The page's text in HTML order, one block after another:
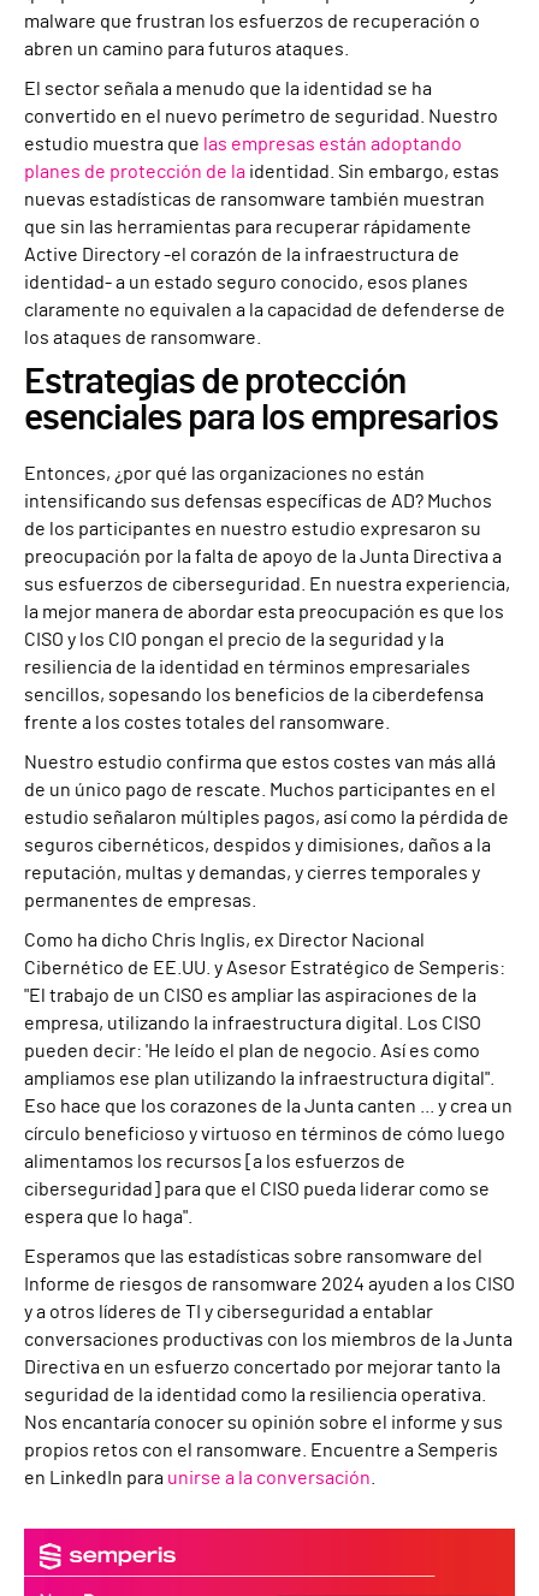
malware que frustran los esfuerzos de recuperación o
abren un camino para futuros ataques.
El sector señala a menudo que la identidad se ha
convertido en el nuevo perímetro de seguridad. Nuestro
estudio muestra que las empresas están adoptando
planes de protección de la identidad. Sin embargo, estas
nuevas estadísticas de ransomware también muestran
que sin las herramientas para recuperar rápidamente
Active Directory -el corazón de la infraestructura de
identidad- a un estado seguro conocido, esos planes
claramente no equivalen a la capacidad de defenderse de
los ataques de ransomware.
Estrategias de protección
esenciales para los empresarios
Entonces, ¿por qué las organizaciones no están
intensificando sus defensas específicas de AD? Muchos
de los participantes en nuestro estudio expresaron su
preocupación por la falta de apoyo de la Junta Directiva a
sus esfuerzos de ciberseguridad. En nuestra experiencia,
la mejor manera de abordar esta preocupación es que los
CISO y los CIO pongan el precio de la seguridad y la
resiliencia de la identidad en términos empresariales
sencillos, sopesando los beneficios de la ciberdefensa
frente a los costes totales del ransomware.
Nuestro estudio confirma que estos costes van más allá
de un único pago de rescate. Muchos participantes en el
estudio señalaron múltiples pagos, así como la pérdida de
seguros cibernéticos, despidos y dimisiones, daños a la
reputación, multas y demandas, y cierres temporales y
permanentes de empresas.
Como ha dicho Chris Inglis, ex Director Nacional
Cibernético de EE.UU. y Asesor Estratégico de Semperis:
"El trabajo de un CISO es ampliar las aspiraciones de la
empresa, utilizando la infraestructura digital. Los CISO
pueden decir: 'He leído el plan de negocio. Así es como
ampliamos ese plan utilizando la infraestructura digital".
Eso hace que los corazones de la Junta canten ... y crea un
círculo beneficioso y virtuoso en términos de cómo luego
alimentamos los recursos [a los esfuerzos de
ciberseguridad] para que el CISO pueda liderar como se
espera que lo haga".
Esperamos que las estadísticas sobre ransomware del
Informe de riesgos de ransomware 2024 ayuden a los CISO
y a otros líderes de TI y ciberseguridad a entablar
conversaciones productivas con los miembros de la Junta
Directiva en un esfuerzo concertado por mejorar tanto la
seguridad de la identidad como la resiliencia operativa.
Nos encantaría conocer su opinión sobre el informe y sus
propios retos con el ransomware. Encuentre a Semperis
en LinkedIn para unirse a la conversación